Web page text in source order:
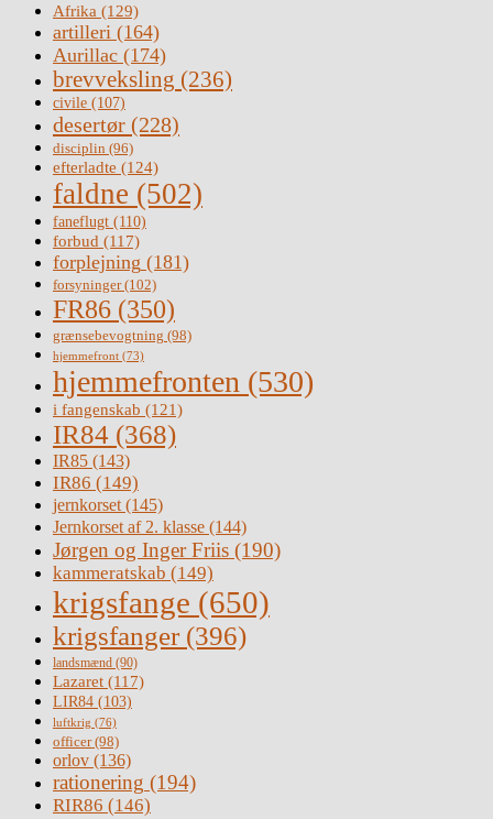
Afrika (129)
artilleri (164)
Aurillac (174)
brevveksling (236)
civile (107)
desertør (228)
disciplin (96)
efterladte (124)
faldne (502)
faneflugt (110)
forbud (117)
forplejning (181)
forsyninger(102)
FR86 (350)
grænsebevogtning (98)
hjemmefront (73)
hjemmefronten (530)
i fangenskab (121)
IR84 (368)
IR85 (143)
IR86 (149)
jernkorset(145)
Jernkorset af 2. klasse (144)
Jørgen og Inger Friis (190)
kammeratskab (149)
krigsfange (650)
krigsfanger (396)
landsmænd (90)
Lazaret (117)
LIR84 (103)
luftkrig (76)
officer(98)
orlov (136)
rationering (194)
RIR86 (146)